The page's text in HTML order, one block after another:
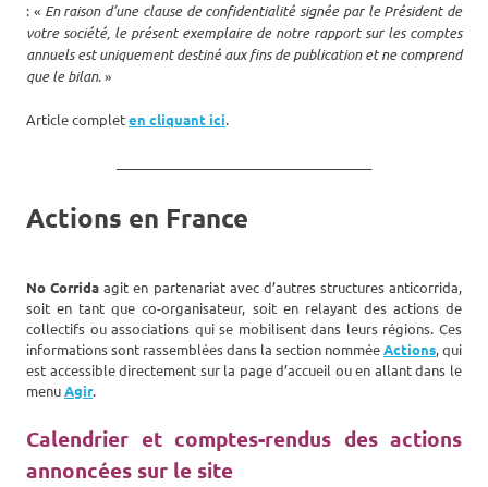
: « En raison d’une clause de confidentialité signée par le Président de
votre société, le présent exemplaire de notre rapport sur les comptes
annuels est uniquement destiné aux fins de publication et ne comprend
que le bilan. »
Article completen cliquant ici.
Actions en France
No Corrida agit en partenariat avec d’autres structures anticorrida,
soit en tant que co-organisateur, soit en relayant des actions de
collectifs ou associations qui se mobilisent dans leurs régions. Ces
informations sont rassemblées dans la section nomméeActions, qui
est accessible directement sur la page d’accueil ou en allant dans le
menuAgir.
Calendrier et comptes-rendus des actions
annoncées sur le site